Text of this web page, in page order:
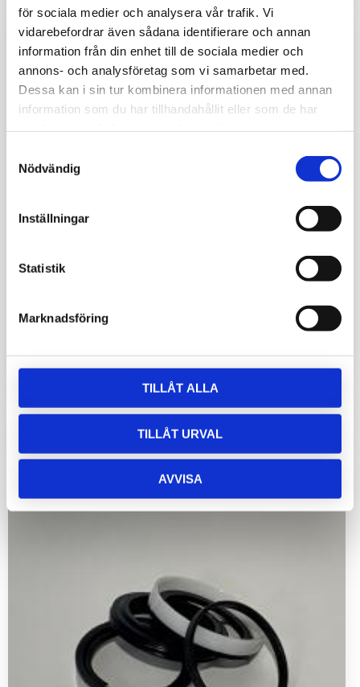
för sociala medier och analysera vår trafik. Vi
vidarebefordrar även sådana identifierare och annan
information från din enhet till de sociala medier och
annons- och analysföretag som vi samarbetar med.
Dessa kan i sin tur kombinera informationen med annan
information som du har tillhandahållit eller som de har
Nödvändig
Inställningar
Statistik
Marknadsföring
TILLÅT ALLA
TILLÅT URVAL
AVVISA
Packningssats stödbenscylinder ATV